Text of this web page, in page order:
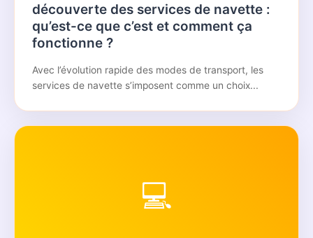
découverte des services de navette :
qu’est-ce que c’est et comment ça
fonctionne ?
Avec l’évolution rapide des modes de transport, les
services de navette s’imposent comme un choix...
💻